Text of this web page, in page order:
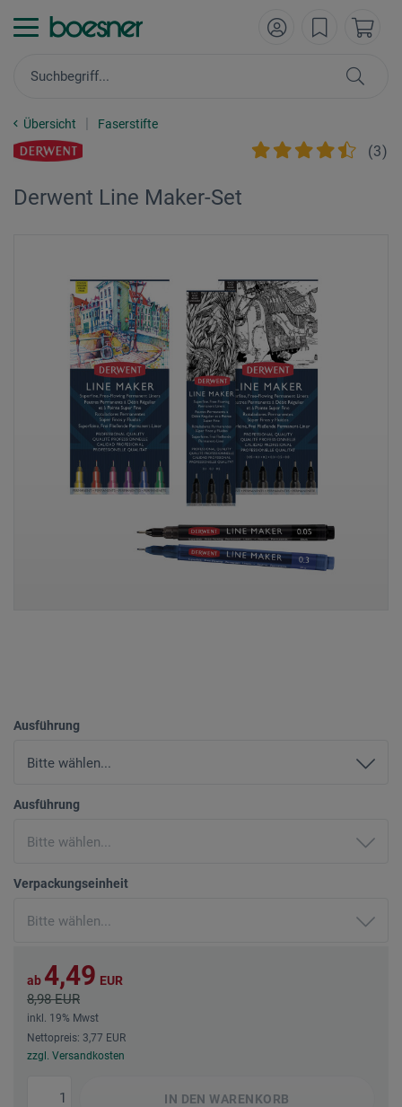
Übersicht Faserstifte
(3)
Derwent Line Maker-Set
Ausführung
Ausführung
Verpackungseinheit
ab 4,49 EUR
8,98 EUR
inkl. 19% Mwst
Nettopreis: 3,77 EUR
zzgl. Versandkosten
IN DEN WARENKORB